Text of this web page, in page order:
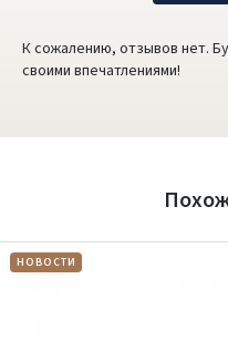
К сожалению, отзывов нет.
своими впечатлениями!
НОВОСТИ